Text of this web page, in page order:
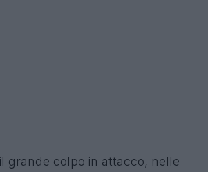
grande colpo in attacco, nelle